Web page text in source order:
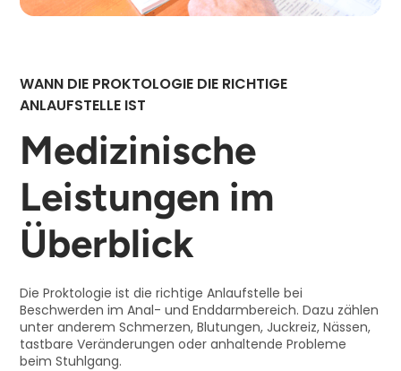
WANN DIE PROKTOLOGIE DIE RICHTIGE
ANLAUFSTELLE IST
Medizinische
Leistungen im
Überblick
Die Proktologie ist die richtige Anlaufstelle bei
Beschwerden im Anal- und Enddarmbereich. Dazu zählen
unter anderem Schmerzen, Blutungen, Juckreiz, Nässen,
tastbare Veränderungen oder anhaltende Probleme
beim Stuhlgang.